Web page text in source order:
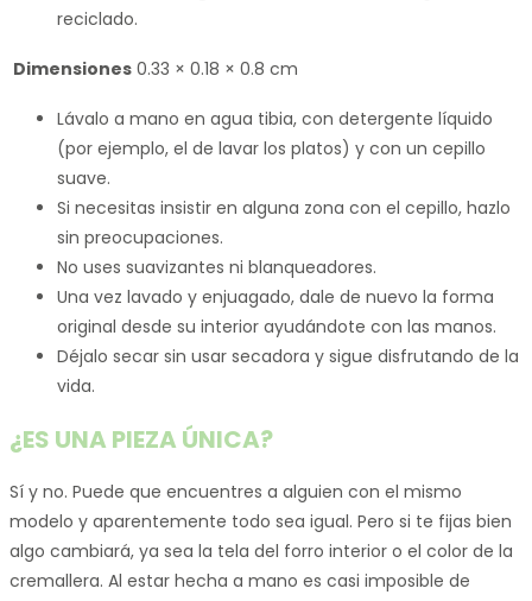
reciclado.
Dimensiones 0.33 × 0.18 × 0.8 cm
Lávalo a mano en agua tibia, con detergente líquido
(por ejemplo, el de lavar los platos) y con un cepillo
suave.
Si necesitas insistir en alguna zona con el cepillo, hazlo
sin preocupaciones.
No uses suavizantes ni blanqueadores.
Una vez lavado y enjuagado, dale de nuevo la forma
original desde su interior ayudándote con las manos.
Déjalo secar sin usar secadora y sigue disfrutando de la
vida.
¿ES UNA PIEZA ÚNICA?
Sí y no. Puede que encuentres a alguien con el mismo
modelo y aparentemente todo sea igual. Pero si te fijas bien
algo cambiará, ya sea la tela del forro interior o el color de la
cremallera. Al estar hecha a mano es casi imposible de